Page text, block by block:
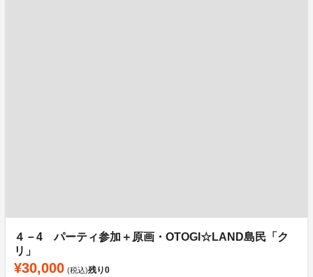
４－4 パーティ参加＋原画・OTOGI☆LAND島民「ク
リ」
¥30,000 (税込)残り0